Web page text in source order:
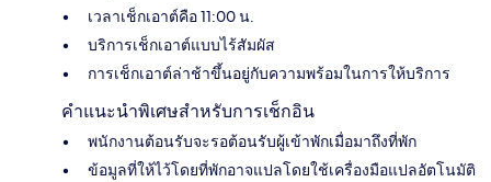
เวลาเช็กเอาต์คือ 11:00 น.
บริการเช็กเอาต์แบบไร้สัมผัส
การเช็กเอาต์ล่าช้าขึ้นอยู่กับความพร้อมในการให้บริการ
คำแนะนำพิเศษสำหรับการเช็กอิน
พนักงานต้อนรับจะรอต้อนรับผู้เข้าพักเมื่อมาถึงที่พัก
ข้อมูลที่ให้ไว้โดยที่พักอาจแปลโดยใช้เครื่องมือแปลอัตโนมัติ